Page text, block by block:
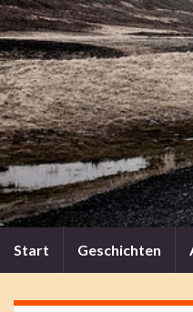
Start Geschichten